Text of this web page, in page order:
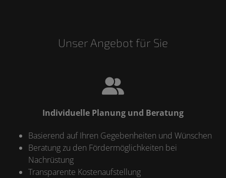
Unser Angebot für Sie
Individuelle Planung und Beratung
Basierend auf Ihren Gegebenheiten und Wünschen
Beratung zu den Fördermöglichkeiten bei
Nachrüstung
Transparente Kostenaufstellung